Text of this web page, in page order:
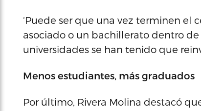
‘Puede ser que una vez terminen el
asociado o un bachillerato dentro
universidades se han tenido que
Menos estudiantes, más graduados
Por último, Rivera Molina destacó